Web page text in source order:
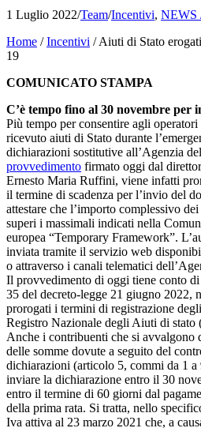
1 Luglio 2022/Team/Incentivi, NEWS
Home /Incentivi /Aiuti di Stato
19
COMUNICATO STAMPA
C’è tempo fino al 30 novembre per
Più tempo per consentire agli
ricevuto aiuti di Stato durante
dichiarazioni sostitutive all’Agenzia
provvedimento firmato oggi dal
Ernesto Maria Ruffini, viene infatti
il termine di scadenza per l’invio del
attestare che l’importo complessivo
superi i massimali indicati nella
europea “Temporary Framework”.
inviata tramite il servizio web
o attraverso i canali telematici
Il provvedimento di oggi tiene conto
35 del decreto-legge 21 giugno 2022,
prorogati i termini di registrazione
Registro Nazionale degli Aiuti di stato
Anche i contribuenti che si avvalgono
delle somme dovute a seguito del
dichiarazioni (articolo 5, commi da 1
inviare la dichiarazione entro il 30
entro il termine di 60 giorni dal
della prima rata. Si tratta, nello
Iva attiva al 23 marzo 2021 che, a